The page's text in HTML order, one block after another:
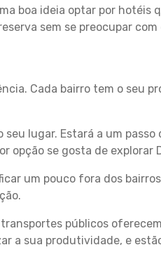
boa ideia optar por
sem se preocupar
Cada bairro tem o seu
seu lugar. Estará a um
opção se gosta de explorar
um pouco fora dos
públicos
a sua produtividade, e